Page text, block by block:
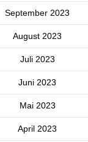
September 2023
August 2023
Juli 2023
Juni 2023
Mai 2023
April 2023